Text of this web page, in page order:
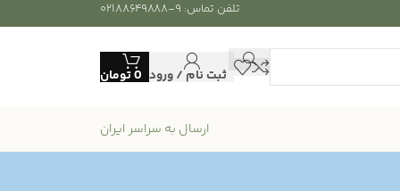
تلفن تماس: ۹-۰۲۱۸۸۶۴۹۸۸۸
ثبت نام / ورود 0تومان
ارسال به سراسر ایران